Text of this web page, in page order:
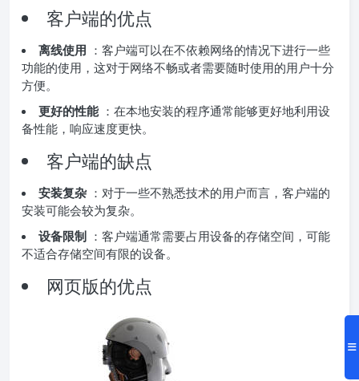
客户端的优点
离线使用 ：客户端可以在不依赖网络的情况下进行一些
功能的使用，这对于网络不畅或者需要随时使用的用户十分
方便。
更好的性能 ：在本地安装的程序通常能够更好地利用设
备性能，响应速度更快。
客户端的缺点
安装复杂 ：对于一些不熟悉技术的用户而言，客户端的
安装可能会较为复杂。
设备限制 ：客户端通常需要占用设备的存储空间，可能
不适合存储空间有限的设备。
网页版的优点